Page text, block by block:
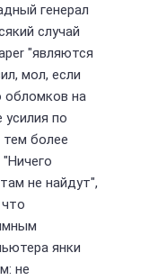
генерал
случай
"являются
мол, если
обломков на
по
тем более
не найдут",
янки
не